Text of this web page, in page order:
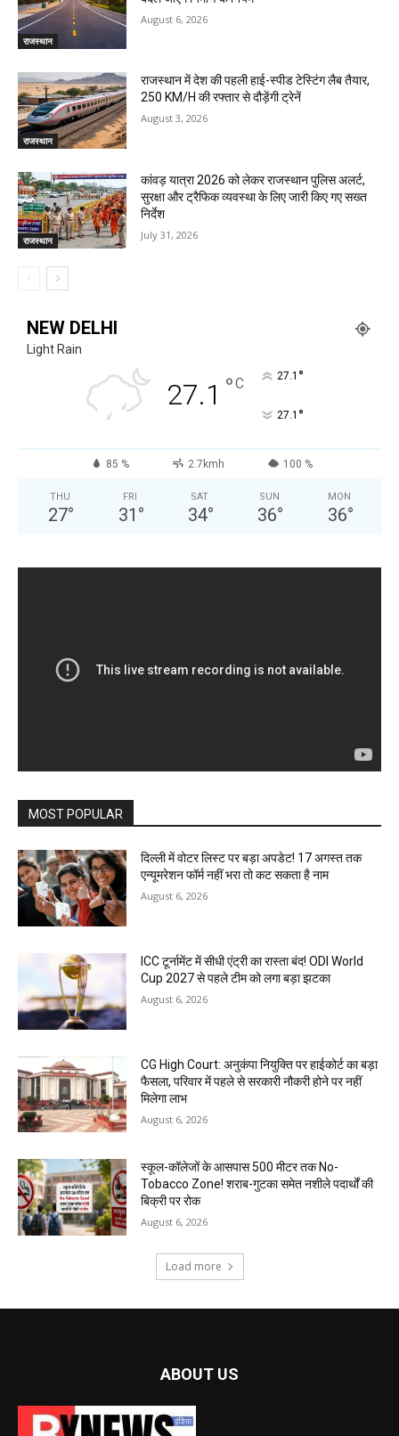
राजस्थान
August 6, 2026
राजस्थान
राजस्थान में देश की पहली हाई-स्पीड टेस्टिंग लैब तैयार,
250 KM/H की रफ्तार से दौड़ेंगी ट्रेनें
August 3, 2026
राजस्थान
कांवड़ यात्रा 2026 को लेकर राजस्थान पुलिस अलर्ट,
सुरक्षा और ट्रैफिक व्यवस्था के लिए जारी किए गए सख्त
निर्देश
July 31, 2026
NEW DELHI
Light Rain
27.1 °C 27.1 °
27.1 °
85 % 2.7kmh 100 %
THU
27°
FRI
31 °
SAT
34°
SUN
36°
MON
36°
MOST POPULAR
दिल्ली में वोटर लिस्ट पर बड़ा अपडेट! 17 अगस्त तक
एन्यूमरेशन फॉर्म नहीं भरा तो कट सकता है नाम
August 6, 2026
ICC टूर्नामेंट में सीधी एंट्री का रास्ता बंद! ODI World
Cup 2027 से पहले टीम को लगा बड़ा झटका
August 6, 2026
CG High Court: अनुकंपा नियुक्ति पर हाईकोर्ट का बड़ा
फैसला, परिवार में पहले से सरकारी नौकरी होने पर नहीं
मिलेगा लाभ
August 6, 2026
स्कूल-कॉलेजों के आसपास 500 मीटर तक No-
Tobacco Zone! शराब-गुटका समेत नशीले पदार्थों की
बिक्री पर रोक
August 6, 2026
Load more
ABOUT US